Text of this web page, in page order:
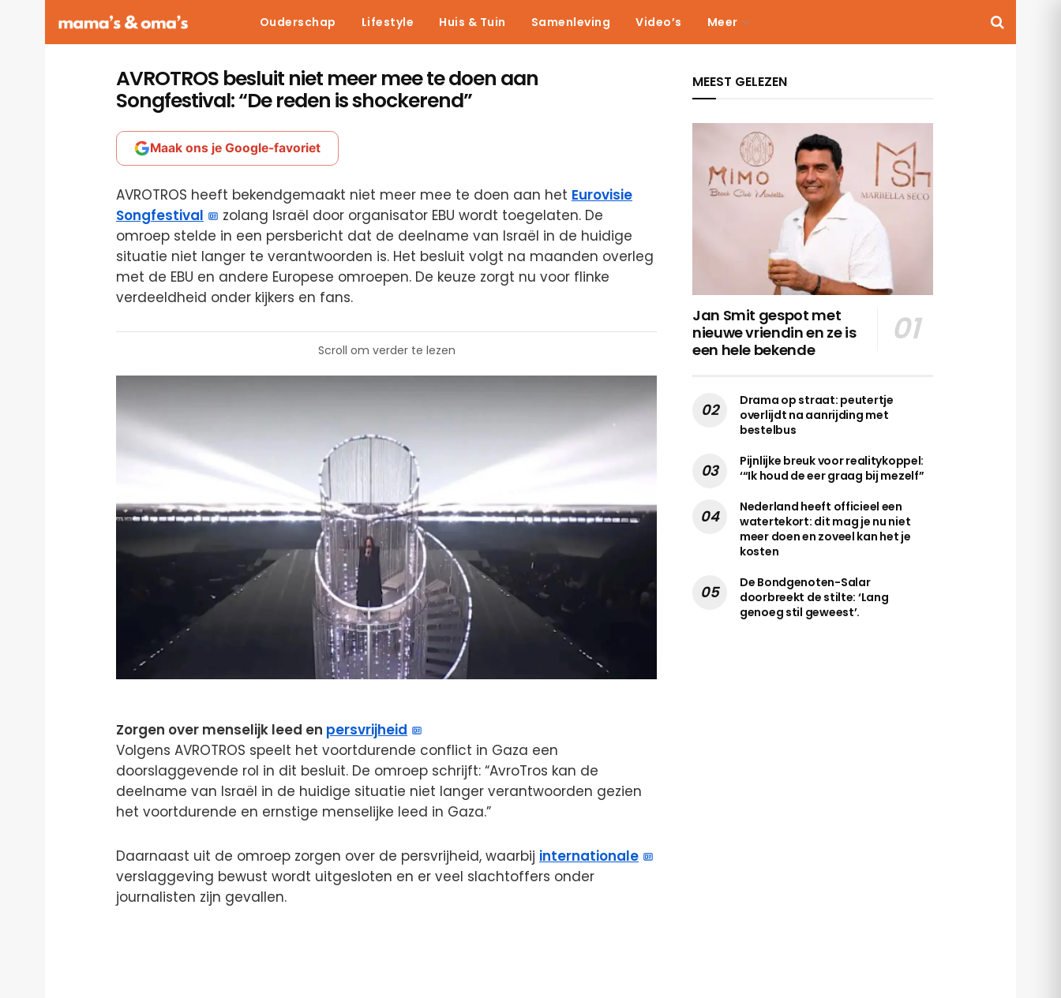
Ouderschap Lifestyle Huis & Tuin Samenleving Video’s Meer
AVROTROS besluit niet meer mee te doen aan
Songfestival: “De reden is shockerend”
Maak ons je Google-favoriet
AVROTROS heeft bekendgemaakt niet meer mee te doen aan het Eurovisie
Songfestival
zolang Israël door organisator EBU wordt toegelaten. De
omroep stelde in een persbericht dat de deelname van Israël in de huidige
situatie niet langer te verantwoorden is. Het besluit volgt na maanden overleg
met de EBU en andere Europese omroepen. De keuze zorgt nu voor flinke
verdeeldheid onder kijkers en fans.
Scroll om verder te lezen
Zorgen over menselijk leed en persvrijheid
Volgens AVROTROS speelt het voortdurende conflict in Gaza een
doorslaggevende rol in dit besluit. De omroep schrijft: “AvroTros kan de
deelname van Israël in de huidige situatie niet langer verantwoorden gezien
het voortdurende en ernstige menselijke leed in Gaza.”
Daarnaast uit de omroep zorgen over de persvrijheid, waarbij internationale
verslaggeving bewust wordt uitgesloten en er veel slachtoffers onder
journalisten zijn gevallen.
MEEST GELEZEN
Jan Smit gespot met
nieuwe vriendin en ze is
een hele bekende
Drama op straat: peutertje
overlijdt na aanrijding met
bestelbus
Pijnlijke breuk voor realitykoppel:
‘“Ik houd de eer graag bij mezelf”
Nederland heeft officieel een
watertekort: dit mag je nu niet
meer doen en zoveel kan het je
kosten
De Bondgenoten-Salar
doorbreekt de stilte: ‘Lang
genoeg stil geweest’.